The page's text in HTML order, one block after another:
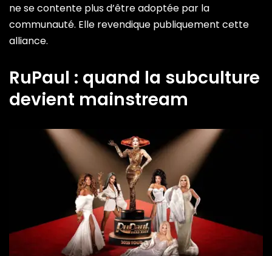
ne se contente plus d’être adoptée par la
communauté. Elle revendique publiquement cette
alliance.
RuPaul : quand la subculture
devient mainstream